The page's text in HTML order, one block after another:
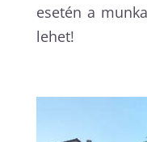
esetén a
lehet!